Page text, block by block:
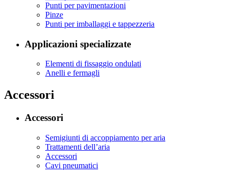
Punti per pavimentazioni
Pinze
Punti per imballaggi e tappezzeria
Applicazioni specializzate
Elementi di fissaggio ondulati
Anelli e fermagli
Accessori
Accessori
Semigiunti di accoppiamento per aria
Trattamenti dell’aria
Accessori
Cavi pneumatici